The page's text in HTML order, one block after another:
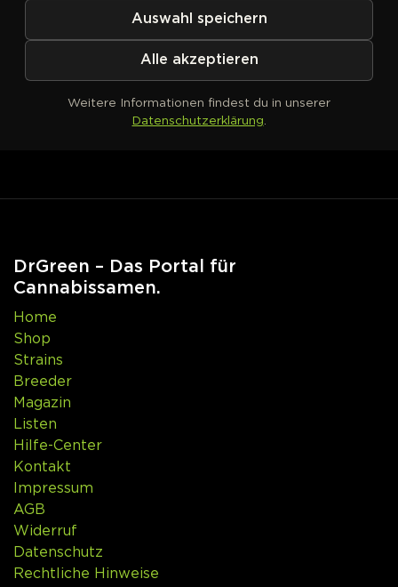
DrGreen – Das Portal für
Cannabissamen.
Home
Shop
Strains
Breeder
Magazin
Listen
Hilfe-Center
Kontakt
Impressum
AGB
Widerruf
Datenschutz
Rechtliche Hinweise
Auswahl speichern
Alle akzeptieren
Weitere Informationen findest du in unserer
Datenschutzerklärung